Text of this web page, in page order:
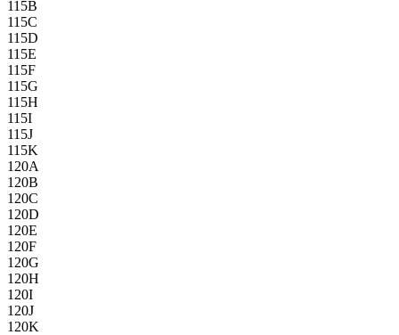
115B
115C
115D
115E
115F
115G
115H
115I
115J
115K
120A
120B
120C
120D
120E
120F
120G
120H
120I
120J
120K